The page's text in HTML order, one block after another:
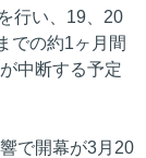
行い、19、20
での約1ヶ月間
中断する予定
で開幕が3月20